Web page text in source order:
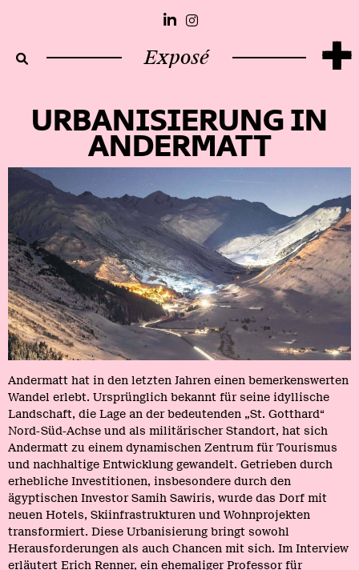
Exposé +
URBANISIERUNG IN
ANDERMATT
Andermatt hat in den letzten Jahren einen bemerkenswerten
Wandel erlebt. Ursprünglich bekannt für seine idyllische
Landschaft, die Lage an der bedeutenden „St. Gotthard“
Nord-Süd-Achse und als militärischer Standort, hat sich
Andermatt zu einem dynamischen Zentrum für Tourismus
und nachhaltige Entwicklung gewandelt. Getrieben durch
erhebliche Investitionen, insbesondere durch den
ägyptischen Investor Samih Sawiris, wurde das Dorf mit
neuen Hotels, Skiinfrastrukturen und Wohnprojekten
transformiert. Diese Urbanisierung bringt sowohl
Herausforderungen als auch Chancen mit sich. Im Interview
erläutert Erich Renner, ein ehemaliger Professor für